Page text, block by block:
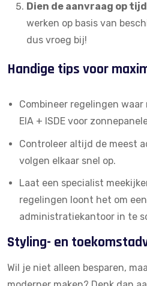
Dien de aanvraag op
werken op basis van
dus vroeg bij!
Handige tips voor
Combineer regelingen
EIA + ISDE voor
Controleer altijd de meest
volgen elkaar snel op.
Laat een specialist
regelingen loont het om
administratiekantoor in te
Styling- en
Wil je niet alleen besparen,